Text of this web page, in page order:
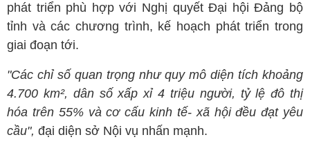
phát triển phù hợp với Nghị quyết Đại hội Đảng bộ
tỉnh và các chương trình, kế hoạch phát triển trong
giai đoạn tới.
"Các chỉ số quan trọng như quy mô diện tích khoảng
4.700 km², dân số xấp xỉ 4 triệu người, tỷ lệ đô thị
hóa trên 55% và cơ cấu kinh tế- xã hội đều đạt yêu
cầu", đại diện sở Nội vụ nhấn mạnh.